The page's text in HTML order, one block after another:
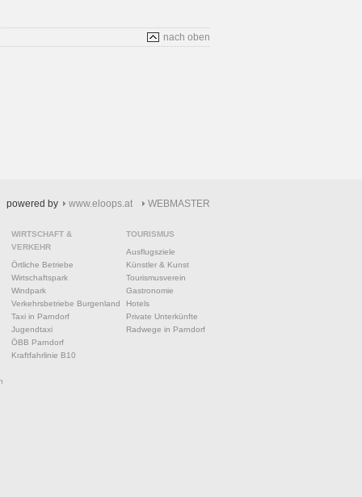
nach oben
powered by www.eloops.at WEBMASTER
WIRTSCHAFT &
VERKEHR
Örtliche Betriebe
Wirtschaftspark
Windpark
Verkehrsbetriebe Burgenland
Taxi in Parndorf
Jugendtaxi
ÖBB Parndorf
Kraftfahrlinie B10
TOURISMUS
Ausflugsziele
Künstler & Kunst
Tourismusverein
Gastronomie
Hotels
Private Unterkünfte
Radwege in Parndorf